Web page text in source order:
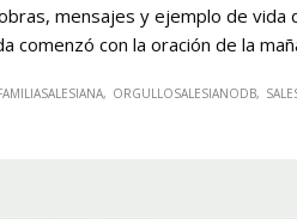
mensajes y ejemplo de vida
comenzó con la oración de la
ORGULLOSALESIANODB